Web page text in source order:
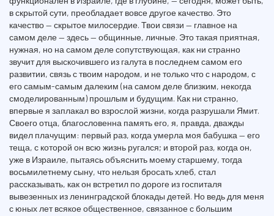
в скрытой сути, преобладает вовсе другое качество. Это
качество — скрытое милосердие. Твои связи — главное на
самом деле — здесь — общинные, личные. Это такая приятная,
нужная, но на самом деле сопутствующая, как ни странно
звучит для выскочившего из галута в последнем самом его
развитии, связь с твоим народом, и не только что с народом, с
его самым-самым далеким (на самом деле близким, некогда
смоделированным) прошлым и будущим. Как ни странно,
впервые я заплакал во взрослой жизни, когда разрушали Ямит.
Своего отца, благословенна память его, я, правда, дважды
видел плачущим: первый раз, когда умерла моя бабушка — его
теща, с которой он всю жизнь ругался; и второй раз, когда он,
уже в Израиле, пытаясь объяснить моему старшему, тогда
восьмилетнему сыну, что нельзя бросать хлеб, стал
рассказывать, как он встретил по дороге из госпиталя
вывезенных из ленинградской блокады детей. Но ведь для меня
с юных лет всякое общественное, связанное с большим